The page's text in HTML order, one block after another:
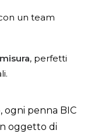
un team
, perfetti
, ogni penna BIC
oggetto di